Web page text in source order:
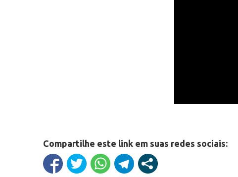
Compartilhe este link em suas redes sociais: